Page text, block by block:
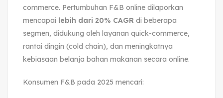
commerce. Pertumbuhan F&B online dilaporkan
mencapai lebih dari 20% CAGR di beberapa
segmen, didukung oleh layanan quick-commerce,
rantai dingin (cold chain), dan meningkatnya
kebiasaan belanja bahan makanan secara online.
Konsumen F&B pada 2025 mencari: